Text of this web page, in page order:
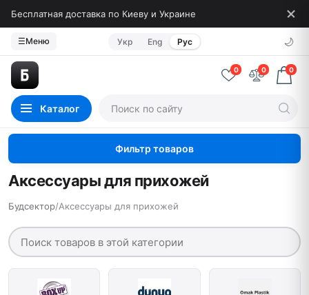
Бесплатная доставка по Киеву и Украине
☰Меню Укр Eng Рус 🌙
Каталог
0 0 0
Аксессуары для прихожей
Будсектор/Аксессуары для прихожей
Фильтр товаров